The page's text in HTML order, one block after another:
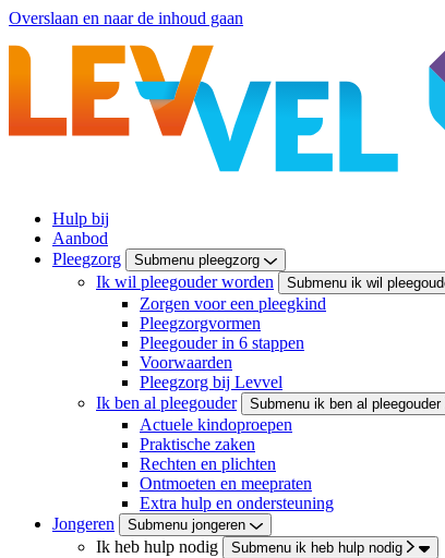
Overslaan en naar de inhoud gaan
Hulp bij
Aanbod
Pleegzorg
Submenu pleegzorg
Ik wil pleegouder worden Submenu ik wil
Zorgen voor een pleegkind
Pleegzorgvormen
Pleegouder in 6 stappen
Voorwaarden
Pleegzorg bij Levvel
Ik ben al pleegouder
Submenu ik ben al pleegouder
Actuele kindoproepen
Praktische zaken
Rechten en plichten
Ontmoeten en meepraten
Extra hulp en ondersteuning
Jongeren
Submenu jongeren
Ik heb hulp nodig Submenu ik heb hulp nodig